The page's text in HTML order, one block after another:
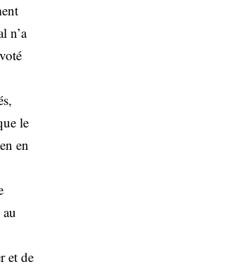
n’a
le
en
et de